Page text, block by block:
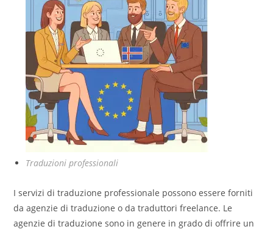
Traduzioni professionali
I servizi di traduzione professionale possono essere forniti
da agenzie di traduzione o da traduttori freelance. Le
agenzie di traduzione sono in genere in grado di offrire un